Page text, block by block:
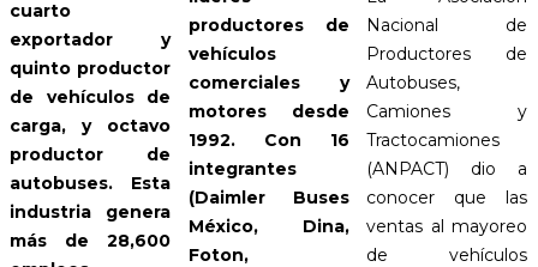
cuarto
exportador y
quinto productor
de vehículos de
carga, y octavo
productor de
autobuses. Esta
industria genera
más de 28,600
productores de
vehículos
comerciales y
motores desde
1992. Con 16
integrantes
(Daimler Buses
México, Dina,
Foton,
Nacional de
Productores de
Autobuses,
Camiones y
Tractocamiones
(ANPACT) dio a
conocer que las
ventas al mayoreo
de vehículos